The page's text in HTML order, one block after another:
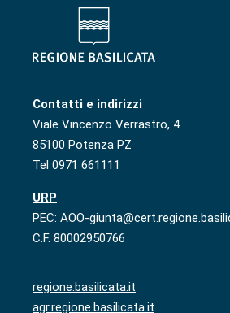
Contatti e indirizzi
Viale Vincenzo Verrastro, 4
85100 Potenza PZ
Tel 0971 661111
URP
PEC: AOO-
C.F. 80002950766
regione.basilicata.it
agr.regione.basilicata.it